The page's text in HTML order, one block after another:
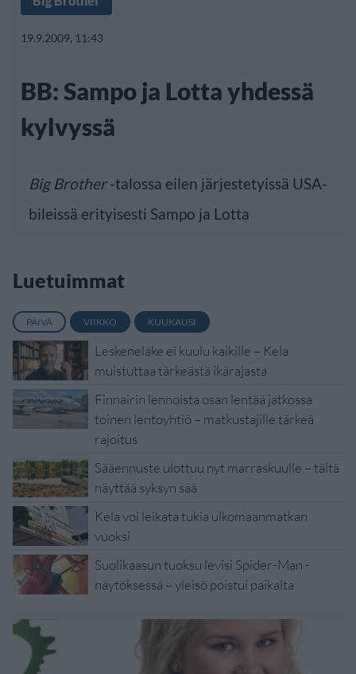
19.9.2009, 11:43
BB: Sampo ja Lotta yhdessä
kylvyssä
Big Brother-talossa eilen järjestetyissä USA-
bileissä erityisesti Sampo ja Lotta
Luetuimmat
PÄIVÄ VIIKKO KUUKAUSI
Leskeneläke ei kuulu kaikille – Kela
muistuttaa tärkeästä ikärajasta
Finnairin lennoista osan lentää jatkossa
toinen lentoyhtiö – matkustajille tärkeä
rajoitus
Sääennuste ulottuu nyt marraskuulle – tältä
näyttää syksyn sää
Kela voi leikata tukia ulkomaanmatkan
vuoksi
Suolikaasun tuoksu levisi Spider-Man -
näytöksessä – yleisö poistui paikalta